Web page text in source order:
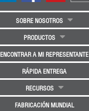
SOBRE NOSOTROS
PRODUCTOS
ENCONTRAR A MI REPRESENTANTE
RÁPIDA ENTREGA
RECURSOS
FABRICACIÓN MUNDIAL